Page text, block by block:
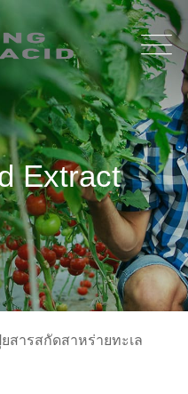
Extract
ยสารสกัดสาหร่ายทะเล